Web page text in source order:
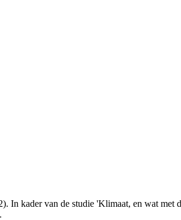
In kader van de studie 'Klimaat, en wat